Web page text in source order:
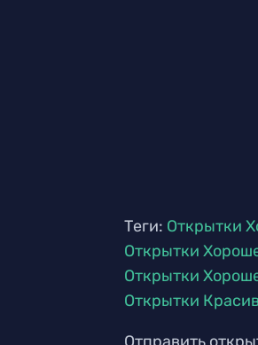
Теги: Открытки
Открытки
Открытки
Открытки